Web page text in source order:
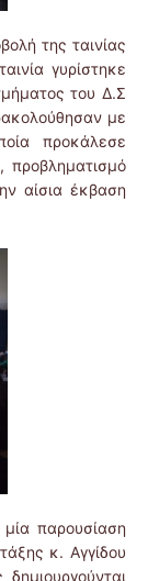
της ταινίας
γυρίστηκε
του Δ.Σ
με
προκάλεσε
προβληματισμό
αίσια έκβαση
παρουσίαση
κ. Αγγίδου